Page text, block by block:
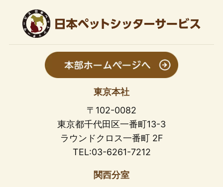
東京本社
〒102-0082
東京都千代田区一番町13-3
ラウンドクロス一番町 2F
TEL:03-6261-7212
関西分室